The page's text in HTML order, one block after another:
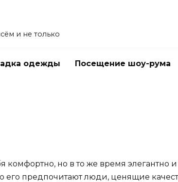
и не только
одежды Посещение шоу-рума
комфортно, но в то же время элегантно
предпочитают люди, ценящие